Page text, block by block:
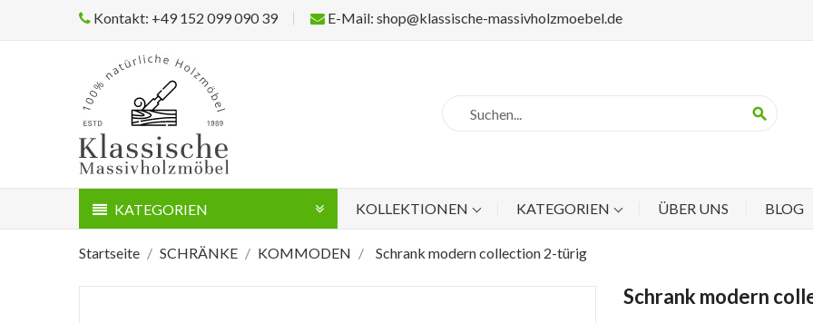
Kontakt: +49 152 099 090 39 E-Mail: shop@klassische-massivholzmoebel.de
search
KATEGORIEN KOLLEKTIONEN KATEGORIEN ÜBER UNS BLOG
Startseite SCHRÄNKE KOMMODEN Schrank modern collection 2-türig
Schrank modern